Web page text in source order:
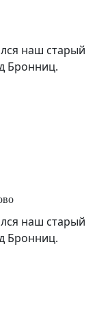
наш старый
Бронниц.
наш старый
Бронниц.